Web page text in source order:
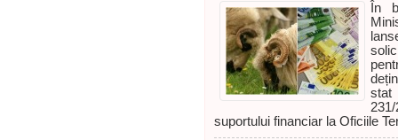
În
suportului financiar la Oficiile